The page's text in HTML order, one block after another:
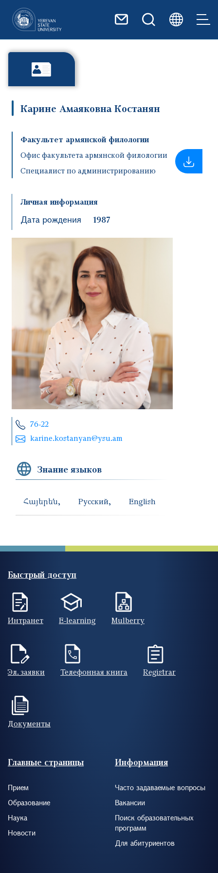
76-22
karine.kostanyan@ysu.am
Карине Амаяковна Костанян
Факультет армянской филологии
Офис факультета армянской филологии
Специалист по администрированию
Личная информация
Дата рождения 1987
Знание языков
Հայերեն Русский English
Быстрый доступ
Интранет E-learning Mulberry
Эл. заявки Телефонная книга Registrar
Документы
Footer (RUS)
Главные страницы
Прием
Образование
Наука
Новости
Информация
Часто задаваемые вопросы
Вакансии
Поиск образовательных
программ
Для абитуриентов